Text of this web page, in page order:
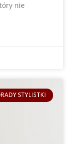
nie
STYLISTKI